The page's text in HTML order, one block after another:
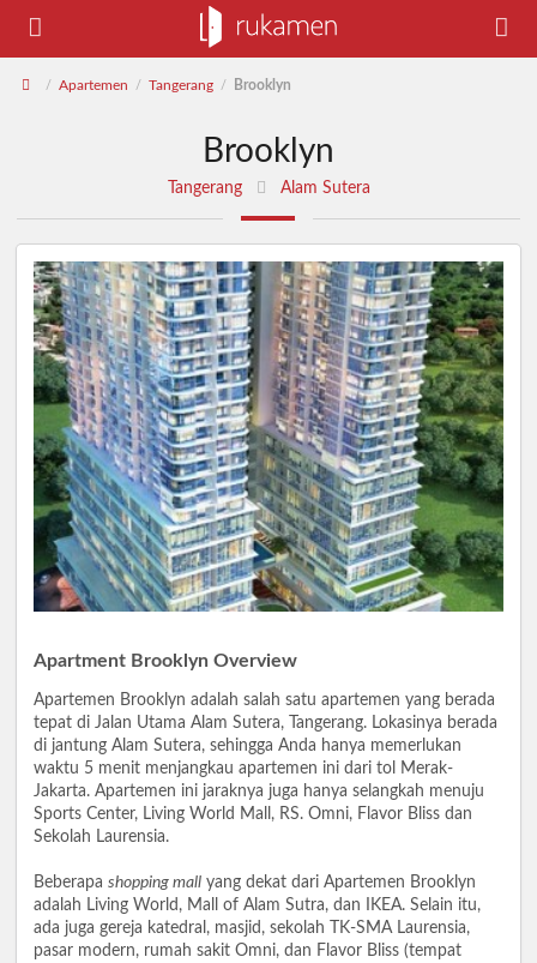
/ Apartemen / Tangerang / Brooklyn
Brooklyn
Tangerang Alam Sutera
Apartment Brooklyn Overview
Apartemen Brooklyn adalah salah satu apartemen yang berada
tepat di Jalan Utama Alam Sutera, Tangerang. Lokasinya berada
di jantung Alam Sutera, sehingga Anda hanya memerlukan
waktu 5 menit menjangkau apartemen ini dari tol Merak-
Jakarta. Apartemen ini jaraknya juga hanya selangkah menuju
Sports Center, Living World Mall, RS. Omni, Flavor Bliss dan
Sekolah Laurensia.
Beberapa shopping mall yang dekat dari Apartemen Brooklyn
adalah Living World, Mall of Alam Sutra, dan IKEA. Selain itu,
ada juga gereja katedral, masjid, sekolah TK-SMA Laurensia,
pasar modern, rumah sakit Omni, dan Flavor Bliss (tempat